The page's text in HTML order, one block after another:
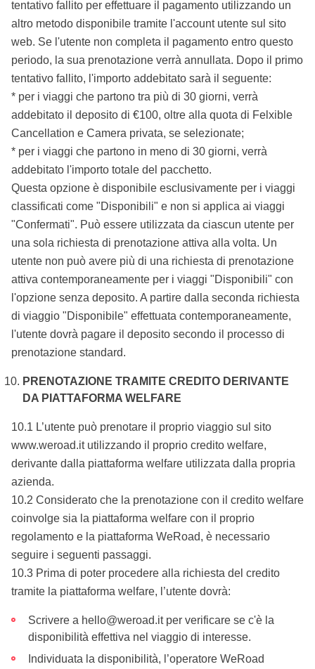
tentativo fallito per effettuare il pagamento utilizzando un
altro metodo disponibile tramite l'account utente sul sito
web. Se l'utente non completa il pagamento entro questo
periodo, la sua prenotazione verrà annullata. Dopo il primo
tentativo fallito, l'importo addebitato sarà il seguente:
* per i viaggi che partono tra più di 30 giorni, verrà
addebitato il deposito di €100, oltre alla quota di Felxible
Cancellation e Camera privata, se selezionate;
* per i viaggi che partono in meno di 30 giorni, verrà
addebitato l'importo totale del pacchetto.
Questa opzione è disponibile esclusivamente per i viaggi
classificati come "Disponibili" e non si applica ai viaggi
"Confermati". Può essere utilizzata da ciascun utente per
una sola richiesta di prenotazione attiva alla volta. Un
utente non può avere più di una richiesta di prenotazione
attiva contemporaneamente per i viaggi "Disponibili" con
l'opzione senza deposito. A partire dalla seconda richiesta
di viaggio "Disponibile" effettuata contemporaneamente,
l'utente dovrà pagare il deposito secondo il processo di
prenotazione standard.
PRENOTAZIONE TRAMITE CREDITO DERIVANTE
DA PIATTAFORMA WELFARE
10.1 L’utente può prenotare il proprio viaggio sul sito
www.weroad.it utilizzando il proprio credito welfare,
derivante dalla piattaforma welfare utilizzata dalla propria
azienda.
10.2 Considerato che la prenotazione con il credito welfare
coinvolge sia la piattaforma welfare con il proprio
regolamento e la piattaforma WeRoad, è necessario
seguire i seguenti passaggi.
10.3 Prima di poter procedere alla richiesta del credito
tramite la piattaforma welfare, l’utente dovrà:
Scrivere a hello@weroad.it per verificare se c'è la
disponibilità effettiva nel viaggio di interesse.
Individuata la disponibilità, l’operatore WeRoad